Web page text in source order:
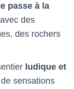
passe à la
des
des rochers
ludique et
sensations